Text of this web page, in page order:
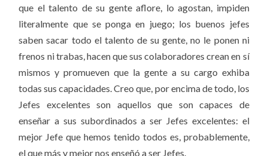
que el talento de su gente aflore, lo agostan, impiden
literalmente que se ponga en juego; los buenos jefes
saben sacar todo el talento de su gente, no le ponen ni
frenos ni trabas, hacen que sus colaboradores crean en sí
mismos y promueven que la gente a su cargo exhiba
todas sus capacidades. Creo que, por encima de todo, los
Jefes excelentes son aquellos que son capaces de
enseñar a sus subordinados a ser Jefes excelentes: el
mejor Jefe que hemos tenido todos es, probablemente,
el que más y mejor nos enseñó a ser Jefes.